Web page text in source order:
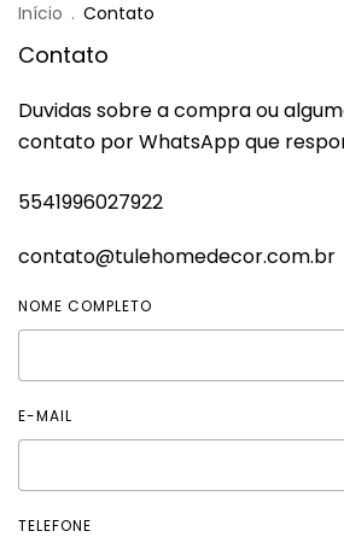
Início . Contato
Contato
Duvidas sobre a compra ou
contato por WhatsApp que
5541996027922
contato@tulehomedecor.com.br
NOME COMPLETO
E-MAIL
TELEFONE